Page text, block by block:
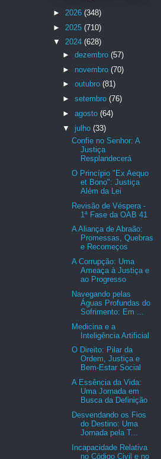
► 2026 (348)
► 2025 (710)
▼ 2024 (628)
► dezembro (57)
► novembro (70)
► outubro (81)
► setembro (76)
► agosto (64)
▼ julho (33)
Confie no Senhor: A
Justiça
Resplandecerá
O Princípio "Ex Aequo
et Bono": Justiça
Além da Lei
Revisão de Véspera -
1ª Fase da OAB 41
A Aliança de Abraão:
Promessas, Quebras
e Recomeços
A Corrupção: Uma
Ameaça à Justiça e
ao Progresso
Navegando pelas
Águas Profundas do
Sofrimento: Em ...
Medicina e a
Inteligência Artificial
O Direito: Pilar da
Ordem, Justiça e
Bem-Estar Social
A Essência da Vida:
Uma Jornada em
Busca da Definição
Desvendando os Fios
do Destino: Uma
Jornada pela T...
Incapacidade Relativa
no Código Civil e no